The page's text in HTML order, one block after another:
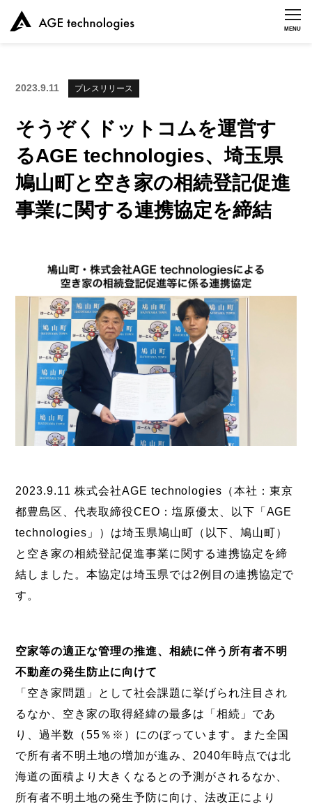
MENU
2023.9.11 プレスリリース
そうぞくドットコムを運営す
るAGE technologies、埼玉県
鳩山町と空き家の相続登記促進
事業に関する連携協定を締結
2023.9.11 株式会社AGE technologies（本社：東京
都豊島区、代表取締役CEO：塩原優太、以下「AGE
technologies」）は埼玉県鳩山町（以下、鳩山町）
と空き家の相続登記促進事業に関する連携協定を締
結しました。本協定は埼玉県では2例目の連携協定で
す。
空家等の適正な管理の推進、相続に伴う所有者不明
不動産の発生防止に向けて
「空き家問題」として社会課題に挙げられ注目され
るなか、空き家の取得経緯の最多は「相続」であ
り、過半数（55％※）にのぼっています。また全国
で所有者不明土地の増加が進み、2040年時点では北
海道の面積より大きくなるとの予測がされるなか、
所有者不明土地の発生予防に向け、法改正により